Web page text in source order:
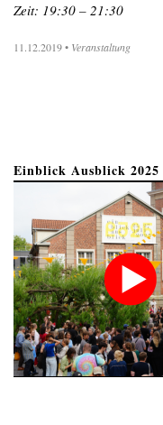
Zeit: 19:30 – 21:30
11.12.2019• Veranstaltung
Einblick Ausblick 2025